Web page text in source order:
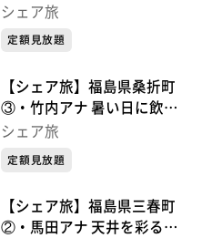
がしてみたい！(2023/10/12)
シェア旅
定額見放題
【シェア旅】福島県桑折町
③・竹内アナ 暑い日に飲み
たい”泡の出る飲み物”を探し
シェア旅
定額見放題
【シェア旅】福島県三春町
②・馬田アナ 天井を彩る大